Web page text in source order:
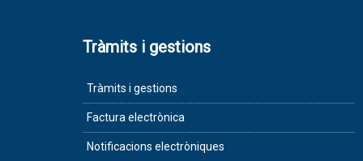
Tràmits i gestions
Tràmits i gestions
Factura electrònica
Notificacions electròniques